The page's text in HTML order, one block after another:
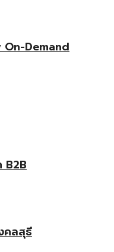
On-Demand
B2B
คลสุธี